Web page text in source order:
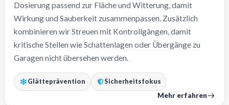
Dosierung passend zur Fläche und Witterung, damit
Wirkung und Sauberkeit zusammenpassen. Zusätzlich
kombinieren wir Streuen mit Kontrollgängen, damit
kritische Stellen wie Schattenlagen oder Übergänge zu
Garagen nicht übersehen werden.
Glätteprävention Sicherheitsfokus
Mehr erfahren